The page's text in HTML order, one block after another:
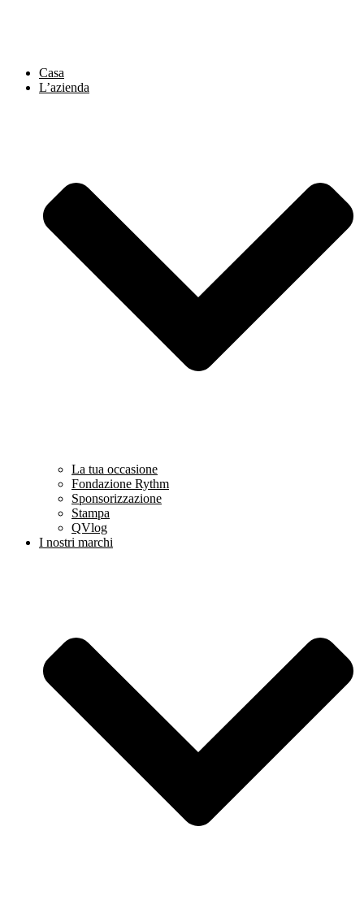
Casa
L’azienda
La tua occasione
Fondazione Rythm
Sponsorizzazione
Stampa
QVlog
I nostri marchi